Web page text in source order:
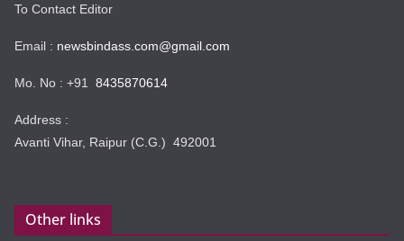
To Contact Editor
Email : newsbindass.com@gmail.com
Mo. No : +91 8435870614
Address :
Avanti Vihar, Raipur (C.G.) 492001
Other links